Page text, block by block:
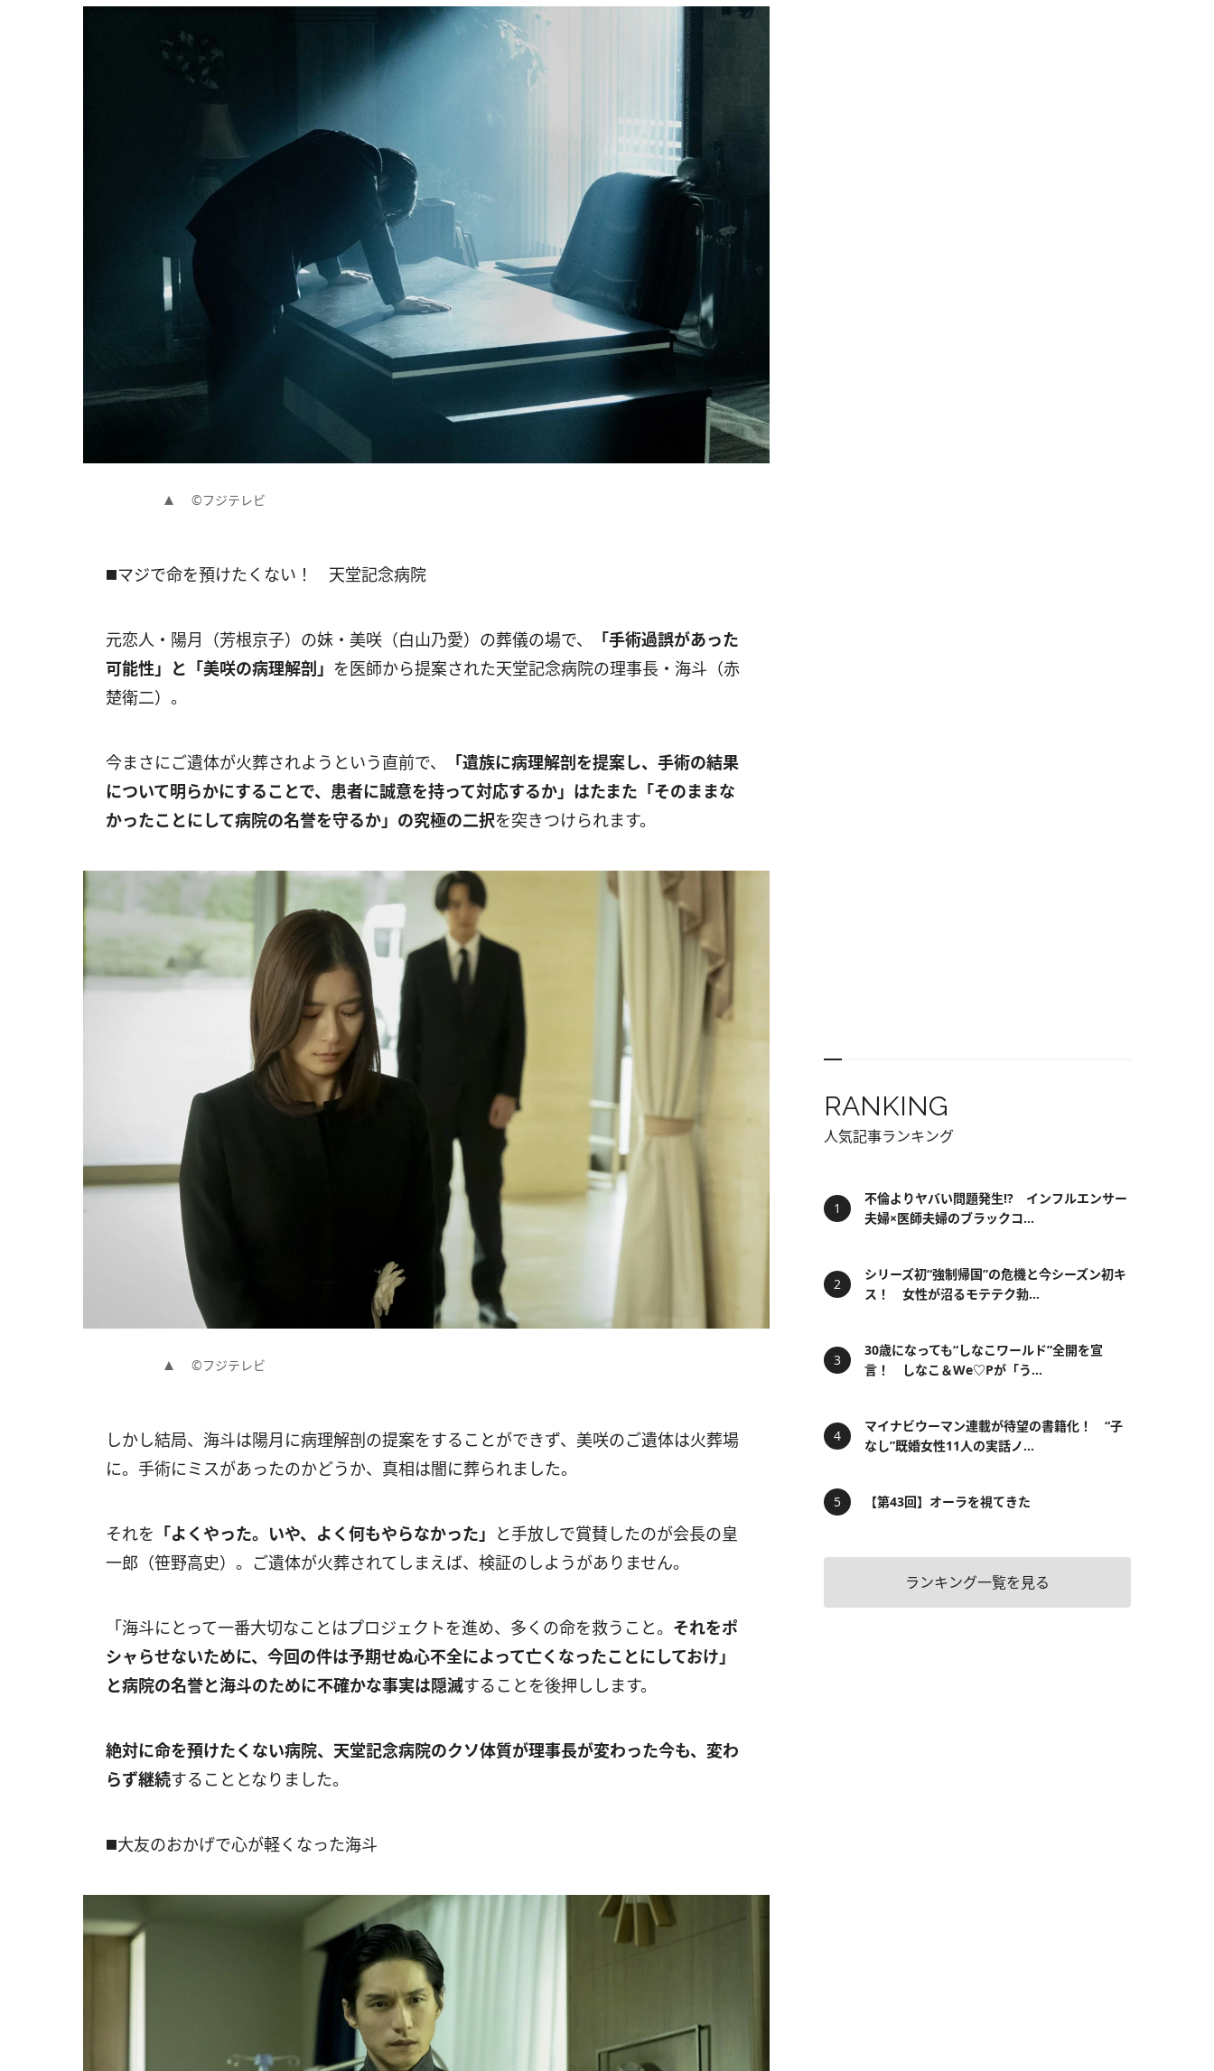
©フジテレビ
◼️マジで命を預けたくない！ 天堂記念病院
元恋人・陽月（芳根京子）の妹・美咲（白山乃愛）の葬儀の場で、
「手術過誤があった
可能性」と「美咲の病理解剖」 を医師から提案された天堂記念病院の理事長・海斗（赤
楚衛二）。
今まさにご遺体が火葬されようという直前で、
「遺族に病理解剖を提案し、手術の結果
について明らかにすることで、患者に誠意を持って対応するか」はたまた「そのままな
かったことにして病院の名誉を守るか」の究極の二択を突きつけられます。
©フジテレビ
しかし結局、海斗は陽月に病理解剖の提案をすることができず、美咲のご遺体は火葬場
に。手術にミスがあったのかどうか、真相は闇に葬られました。
それを 「よくやった。いや、よく何もやらなかった」 と手放しで賞賛したのが会長の皇
一郎（笹野高史）。ご遺体が火葬されてしまえば、検証のしようがありません。
「海斗にとって一番大切なことはプロジェクトを進め、多くの命を救うこと。 それをポ
シャらせないために、今回の件は予期せぬ心不全によって亡くなったことにしておけ」
と病院の名誉と海斗のために不確かな事実は隠滅することを後押しします。
絶対に命を預けたくない病院、天堂記念病院のクソ体質が理事長が変わった今も、変わ
らず継続することとなりました。
◼️大友のおかげで心が軽くなった海斗
RANKING
人気記事ランキング
不倫よりヤバい問題発生!? インフルエンサー
夫婦×医師夫婦のブラックコ...
シリーズ初“強制帰国”の危機と今シーズン初キ
ス！ 女性が沼るモテテク勃...
30歳になっても“しなこワールド”全開を宣
言！ しなこ＆We♡Pが「う...
マイナビウーマン連載が待望の書籍化！ “子
なし”既婚女性11人の実話ノ...
【第43回】オーラを視てきた
ランキング一覧を見る